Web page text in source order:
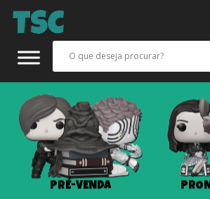
PRÉ-VENDA